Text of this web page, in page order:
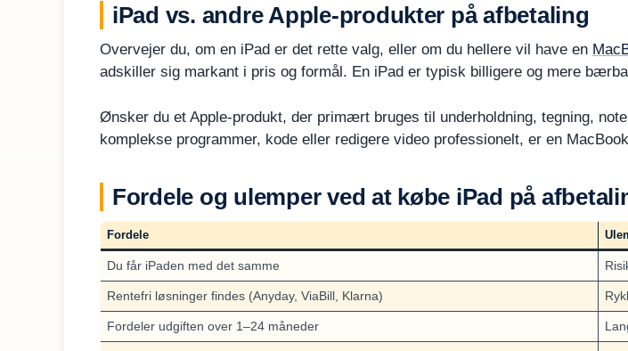
iPad vs. andre Apple-produkter på afbetaling
Overvejer du, om en iPad er det rette valg, eller om du hellere vil have en
adskiller sig markant i pris og formål. En iPad er typisk billigere og mere
Ønsker du et Apple-produkt, der primært bruges til underholdning, tegning,
komplekse programmer, kode eller redigere video professionelt, er en
Fordele og ulemper ved at købe iPad på
Fordele
Du får iPaden med det samme
Rentefri løsninger findes (Anyday, ViaBill, Klarna)
Fordeler udgiften over 1–24 måneder